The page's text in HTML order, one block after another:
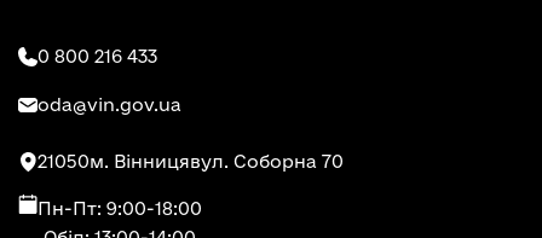
0 800 216 433
oda@vin.gov.ua
21050м. Вінницявул. Соборна 70
Пн-Пт: 9:00-18:00